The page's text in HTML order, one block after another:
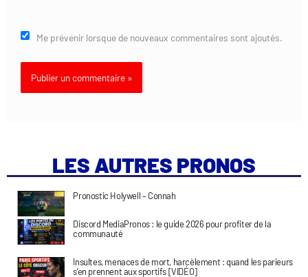
Me prévenir lorsque de nouveaux commentaires sont ajoutés.
LES AUTRES PRONOS
Pronostic Holywell – Connah
Discord MediaPronos : le guide 2026 pour profiter de la
communauté
Insultes, menaces de mort, harcèlement : quand les parieurs
s’en prennent aux sportifs [VIDÉO]